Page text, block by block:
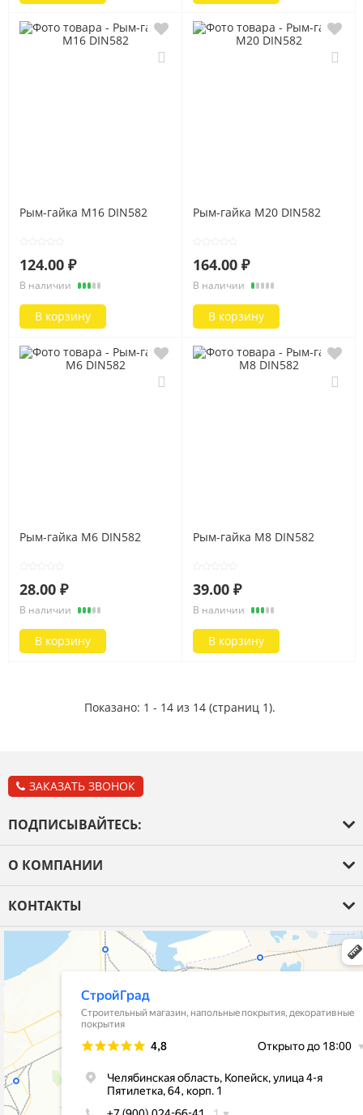
Рым-гайка M16 DIN582
124.00 ₽
В наличии
В корзину
Рым-гайка M20 DIN582
164.00 ₽
В наличии
В корзину
Рым-гайка M6 DIN582
28.00 ₽
В наличии
В корзину
Рым-гайка M8 DIN582
39.00 ₽
В наличии
В корзину
Показано: 1 - 14 из 14 (страниц 1).
ЗАКАЗАТЬ ЗВОНОК
ПОДПИСЫВАЙТЕСЬ:
О КОМПАНИИ
Гарантия
Новости
Политика конфиденциальности
КОНТАКТЫ
+7 (965) 855-32-68 Стройматериалы и Отделка
+7 (900) 079-52-42 Сантехника и Кафель
stroygrad.kopeysk@mail.ru
Челябинская обл.,г.Копейск , ул.4-
Пятилетки,64,рынок"Народный Двор"
корпус 1- Стройматериалы и Отделка
корпус 2 - Кафель и Сантехника
пн-пт с 9-00 до 19-00
сб-вс с 9-00 до 18-00